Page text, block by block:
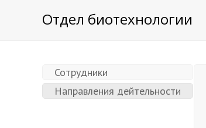
Отдел биотехнологии
Сотрудники
Направления дейтельности